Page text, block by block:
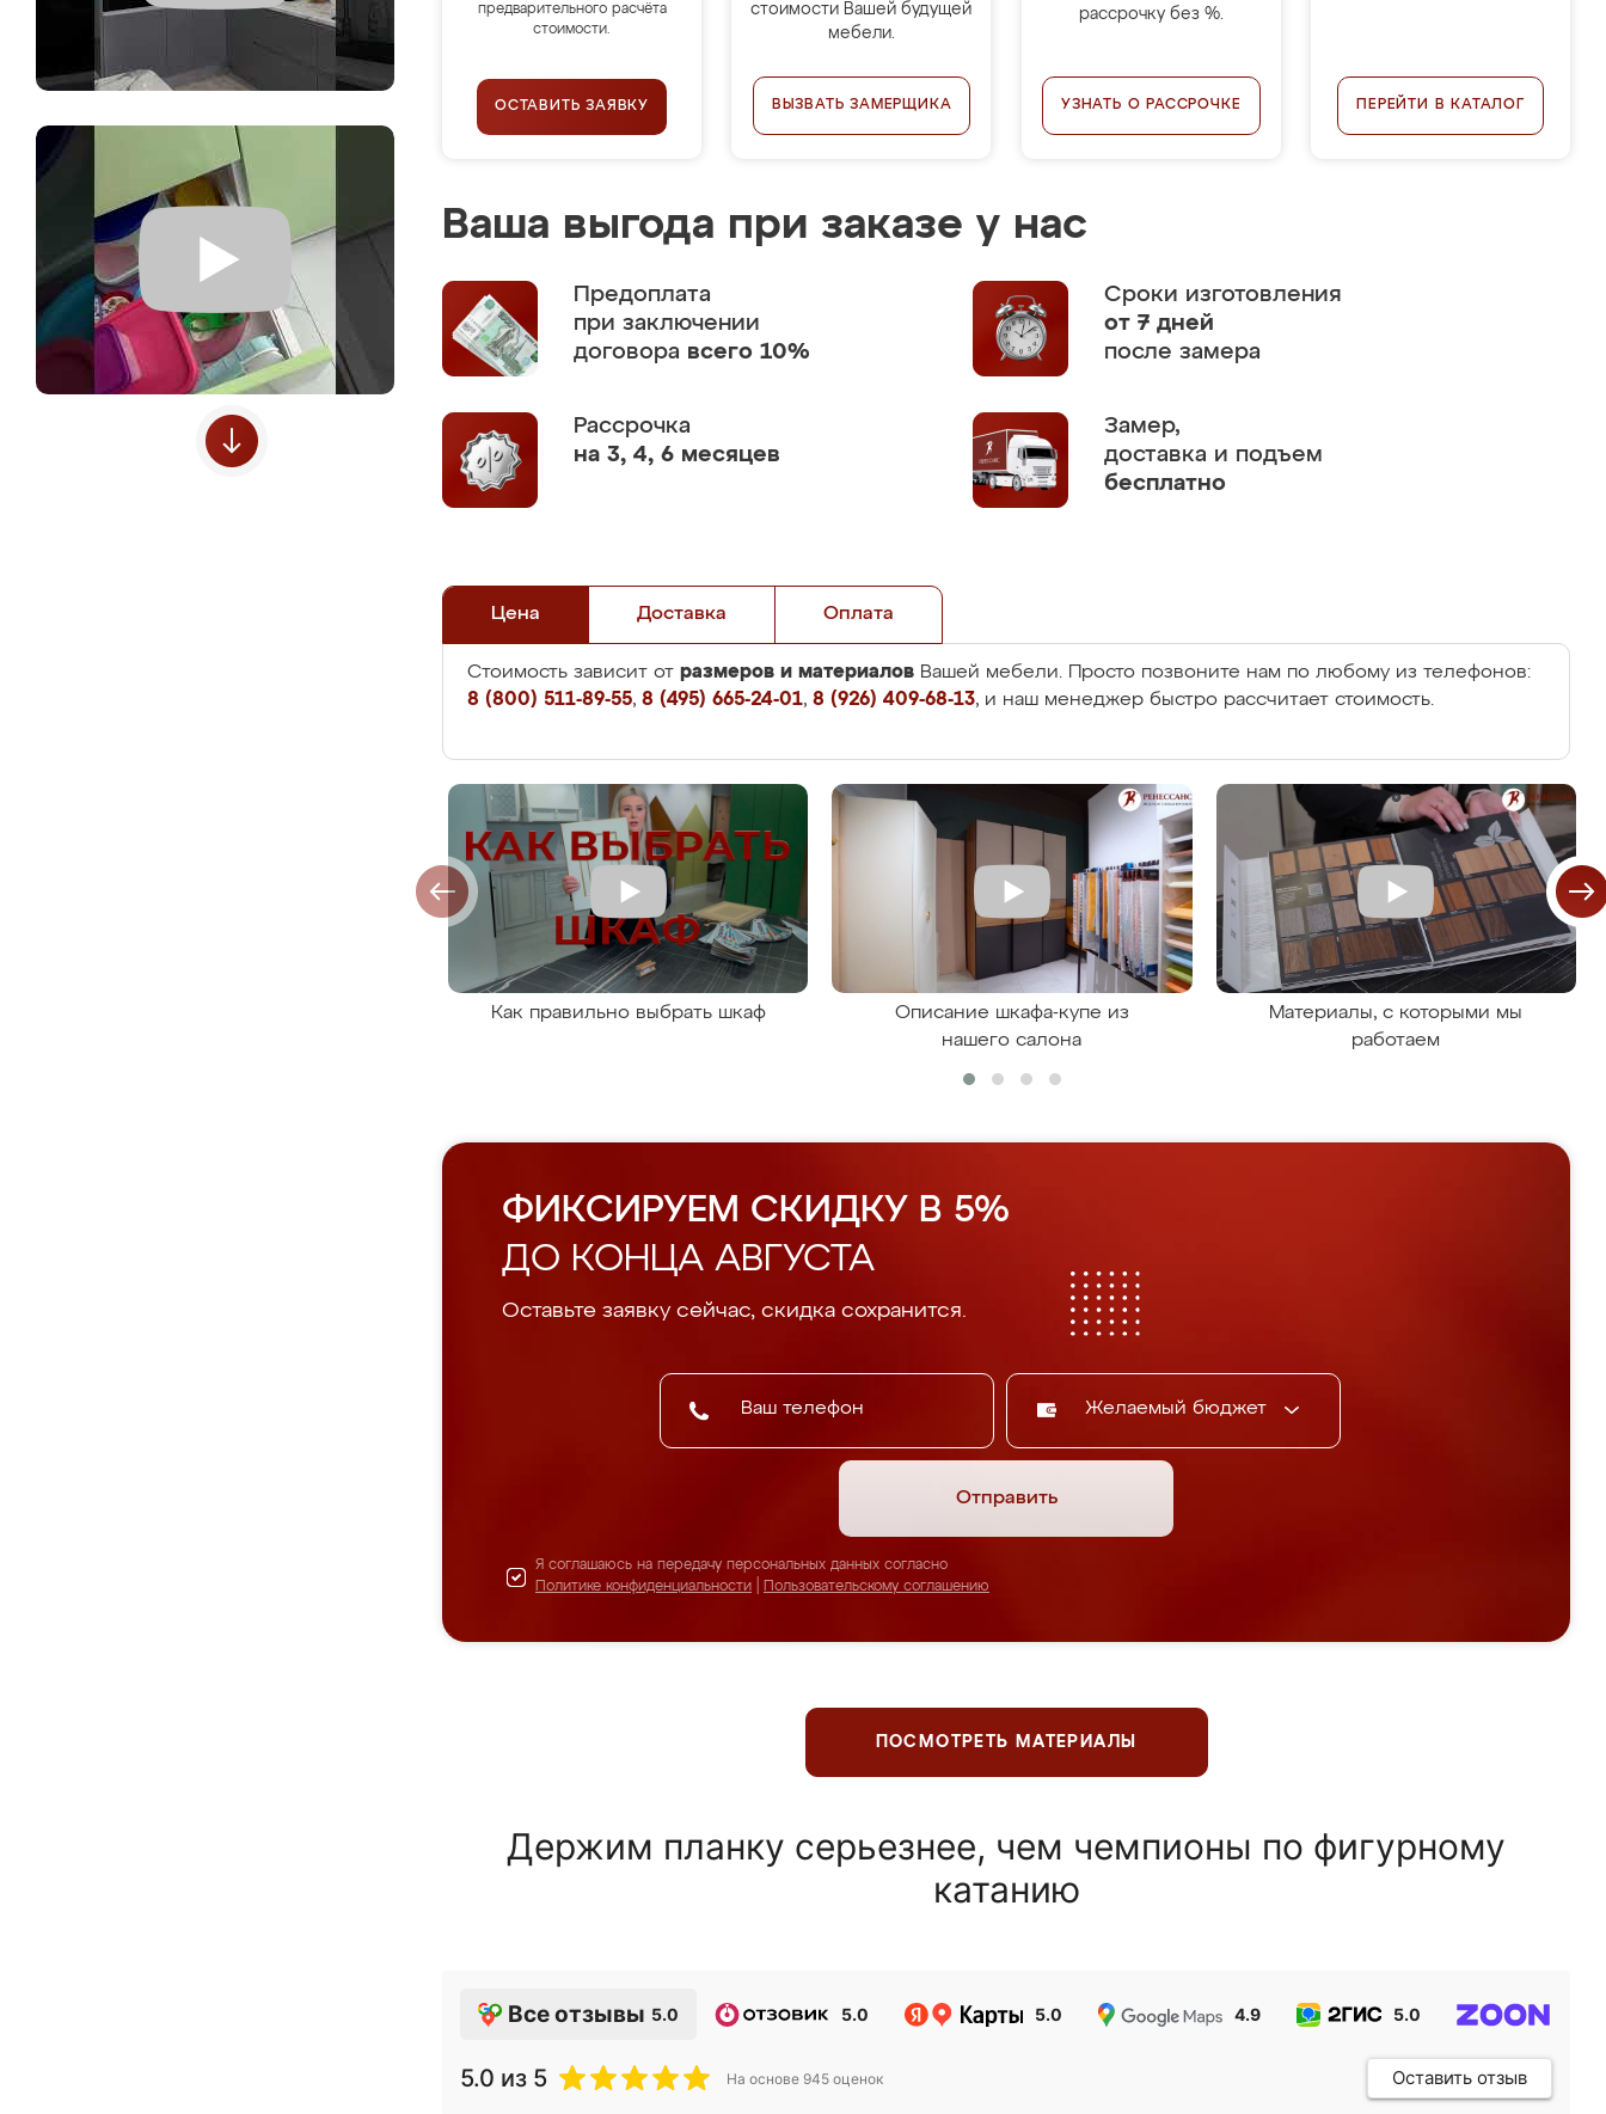
предварительного расчёта
стоимости.
ОСТАВИТЬ ЗАЯВКУ
стоимости Вашей будущей
мебели.
ВЫЗВАТЬ ЗАМЕРЩИКА
рассрочку без %.
УЗНАТЬ О РАССРОЧКЕ ПЕРЕЙТИ В КАТАЛОГ
Ваша выгода при заказе у нас
Предоплата
при заключении
договора всего 10%
Сроки изготовления
от 7 дней
после замера
Рассрочка
на 3, 4, 6 месяцев
Замер,
доставка и подъем
бесплатно
Цена Доставка Оплата
Стоимость зависит от размеров и материалов Вашей мебели. Просто позвоните нам по любому из телефонов:
8 (800) 511-89-55, 8 (495) 665-24-01, 8 (926) 409-68-13, и наш менеджер быстро рассчитает стоимость.
Как правильно выбрать шкаф
Описание шкафа-купе из
нашего салона
Материалы, с которыми мы
работаем
ФИКСИРУЕМ СКИДКУ В 5%
ДО КОНЦА АВГУСТА
Оставьте заявку сейчас, скидка сохранится.
Желаемый бюджет
Отправить
Я соглашаюсь на передачу персональных данных согласно
Политике конфиденциальности
Пользовательскому соглашению
ПОСМОТРЕТЬ МАТЕРИАЛЫ
Держим планку серьезнее, чем чемпионы по фигурному
катанию
Все отзывы 5.0 5.0 5.0 4.9 5.0
5.0 из 5 На основе 945 оценок Оставить отзыв